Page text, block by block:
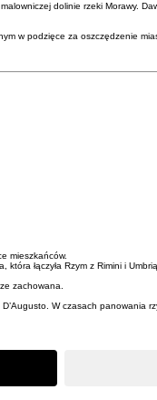
dolinie rzeki Morawy.
w podzięce za oszczędzenie
mieszkańców.
łączyła Rzym z Rimini i
zachowana.
W czasach panowania